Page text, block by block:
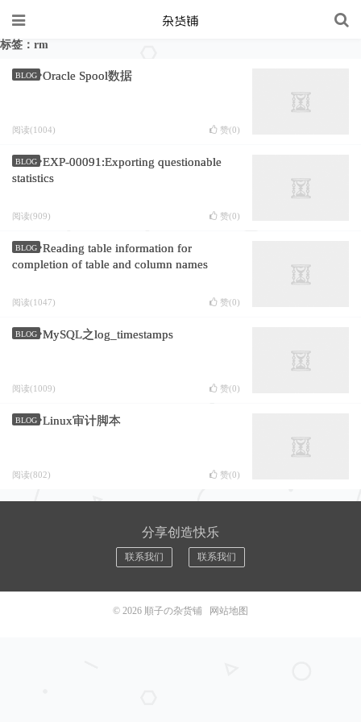
标签：rm
BLOG Oracle Spool数据
阅读(1004) 赞(0)
BLOG
EXP-00091:Exporting questionable
statistics
阅读(909) 赞(0)
BLOG
Reading table information for
completion of table and column names
阅读(1047) 赞(0)
BLOG MySQL之log_timestamps
阅读(1009) 赞(0)
BLOG Linux审计脚本
阅读(802) 赞(0)
分享创造快乐
联系我们 联系我们
© 2026 順子の杂货铺 网站地图